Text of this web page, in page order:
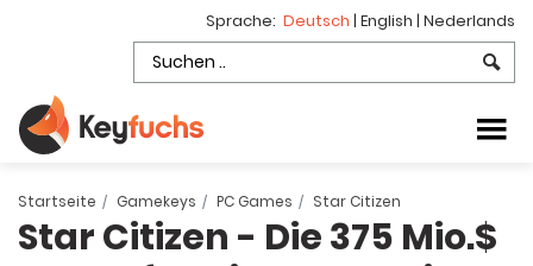
Sprache: Deutsch | English | Nederlands
Startseite Gamekeys PC Games Star Citizen
Star Citizen - Die 375 Mio.$